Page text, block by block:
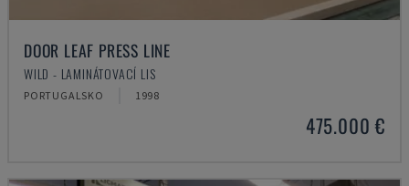
DOOR LEAF PRESS LINE
WILD - LAMINÁTOVACÍ LIS
PORTUGALSKO 1998
475.000 €